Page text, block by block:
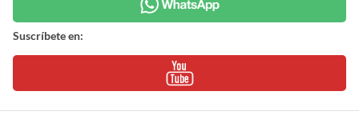
Suscríbete en: